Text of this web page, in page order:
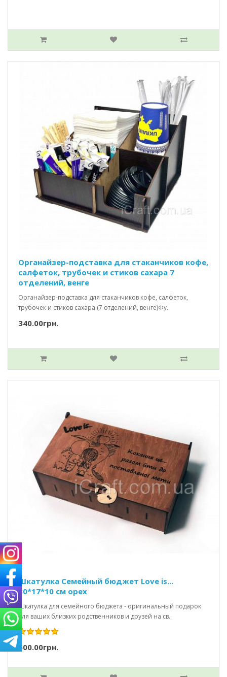
Органайзер-подставка для стаканчиков кофе,
салфеток, трубочек и стиков сахара 7
отделений, венге
Органайзер-подставка для стаканчиков кофе, салфеток,
трубочек и стиков сахара (7 отделений, венге)Фу..
340.00грн.
Шкатулка Семейный бюджет Love is...
30*17*10 см орех
Шкатулка для семейного бюджета - оригинальный подарок
для ваших близких родственников и друзей на св..
500.00грн.